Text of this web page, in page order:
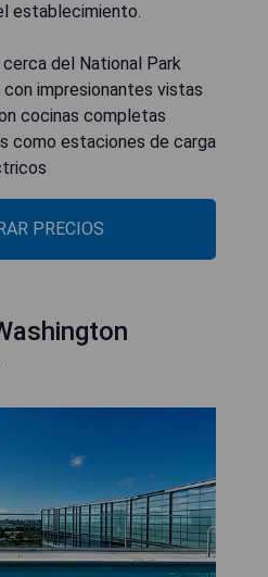
establecimiento.
del National Park
impresionantes vistas
cocinas completas
como estaciones de carga
PRECIOS